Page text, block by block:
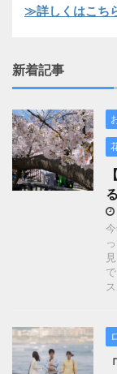
≫詳しくはこち
新着記事